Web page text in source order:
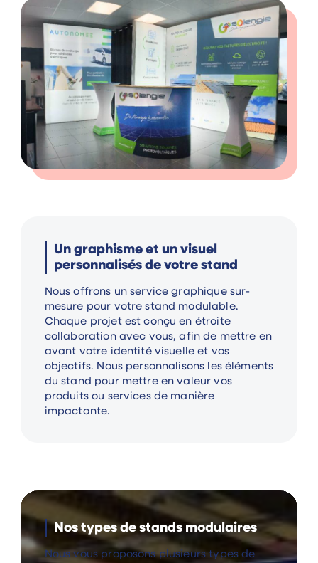
Un graphisme et un visuel
personnalisés de votre stand
Nous offrons un service graphique sur-
mesure pour votre stand modulable.
Chaque projet est conçu en étroite
collaboration avec vous, afin de mettre en
avant votre identité visuelle et vos
objectifs. Nous personnalisons les éléments
du stand pour mettre en valeur vos
produits ou services de manière
impactante.
Nos types de stands modulaires
Nous vous proposons plusieurs types de